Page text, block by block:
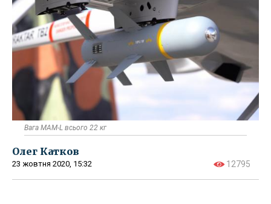
Вага MAM-L всього 22 кг
Олег Катков
23 жовтня 2020, 15:32 12795